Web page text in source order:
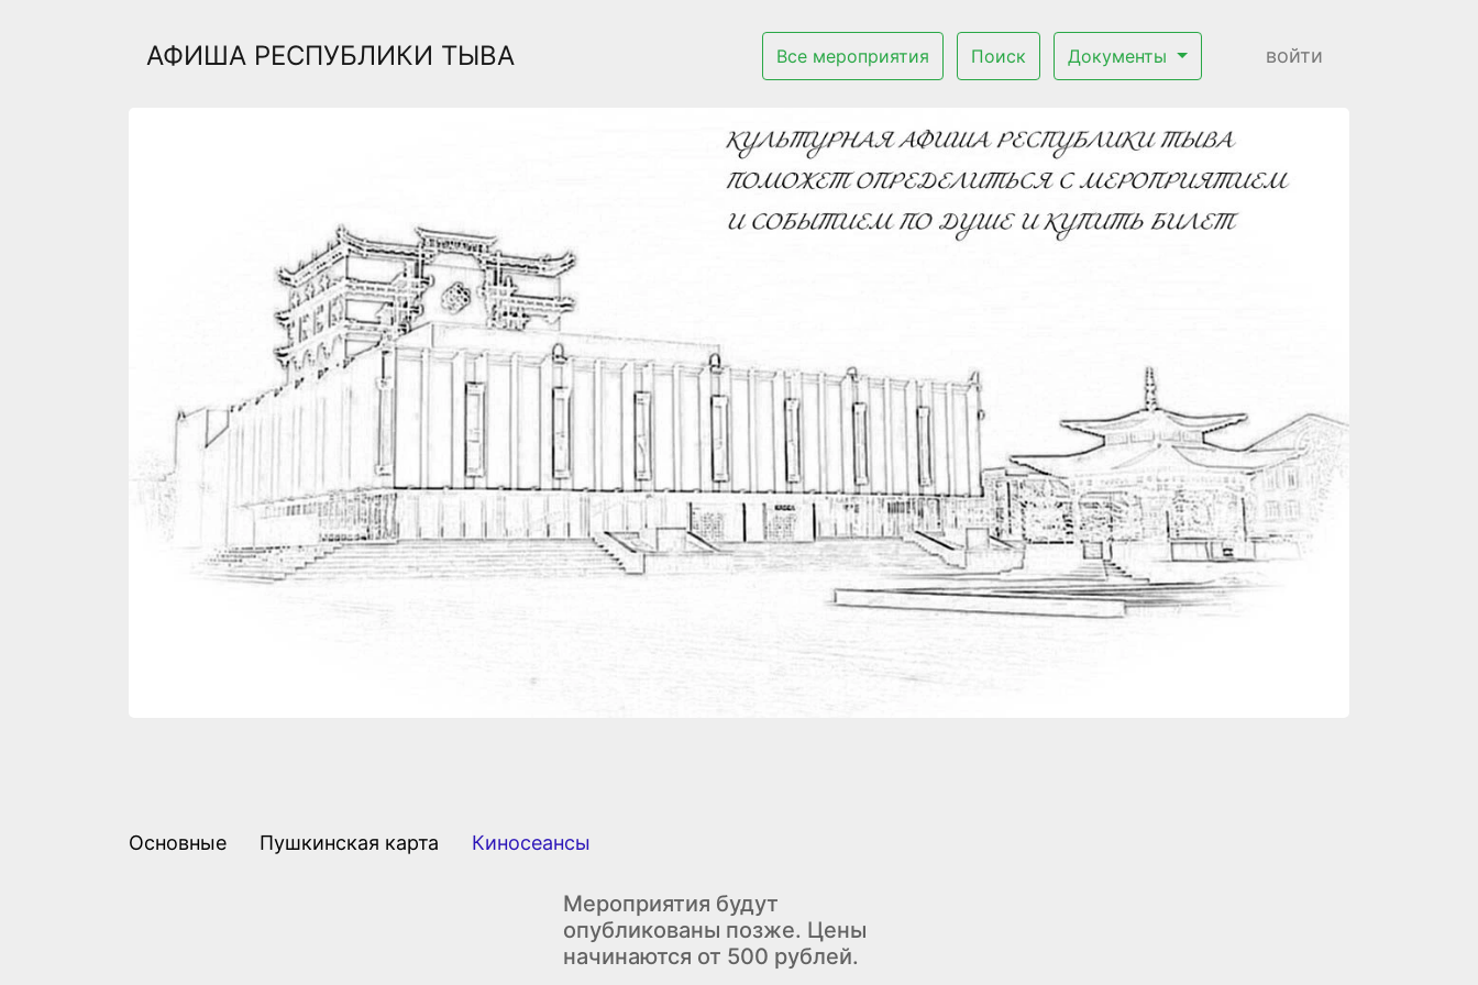
АФИША РЕСПУБЛИКИ ТЫВА Все мероприятия Поиск Документы войти
Previous Next
Основные Пушкинская карта Киносеансы
Мероприятия будут
опубликованы позже. Цены
начинаются от 500 рублей.